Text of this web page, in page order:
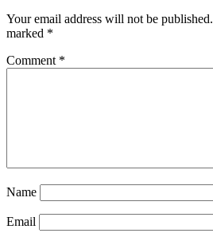
Your email address will not be published.
marked *
Comment *
Name
Email